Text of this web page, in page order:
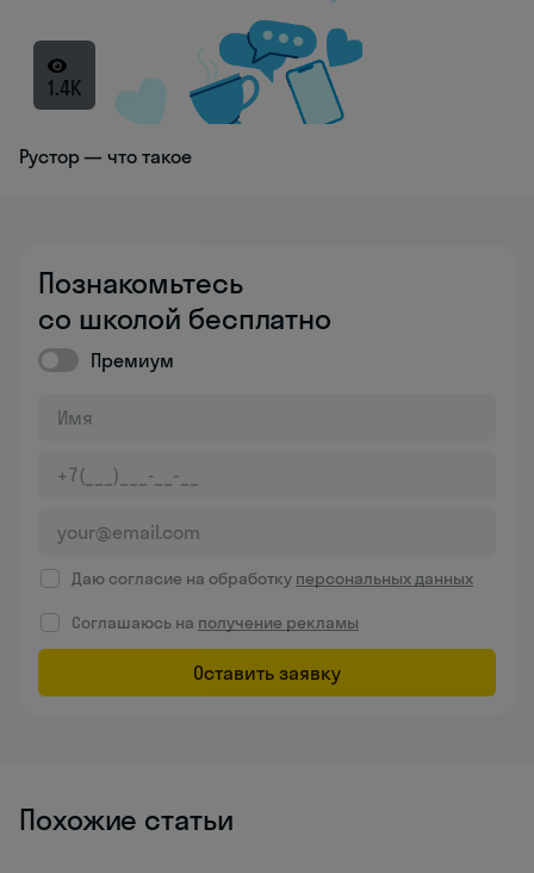
1.4K
Рустор — что такое
Познакомьтесь
со школой бесплатно
Премиум
Даю согласие на обработку персональных данных
Соглашаюсь на получение рекламы
Оставить заявку
Похожие статьи